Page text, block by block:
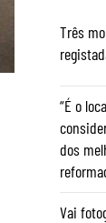
Três
“É o
dos
Vai